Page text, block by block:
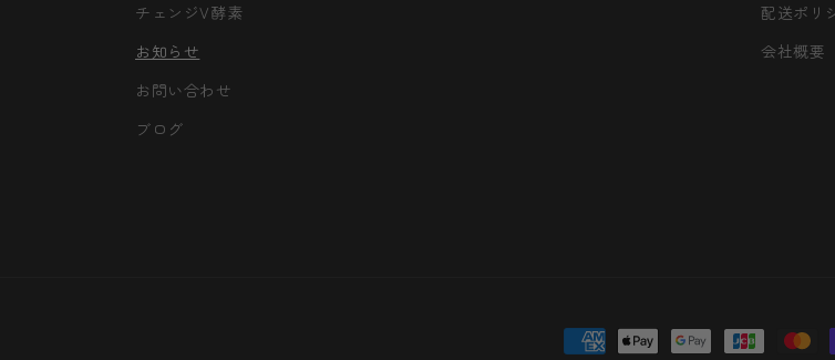
チェンジV酵素
お知らせ
お問い合わせ
ブログ
配送ポリ
会社概要